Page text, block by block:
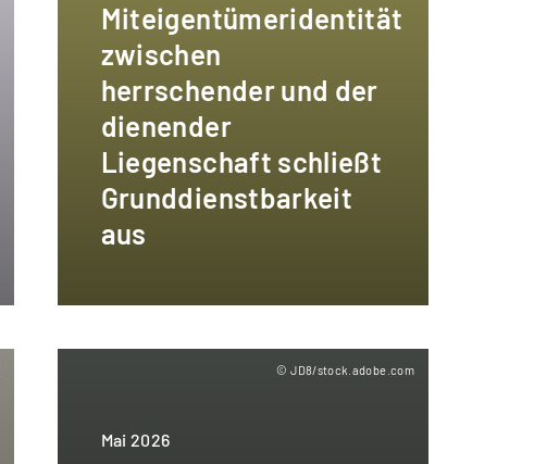
Miteigentümeridentität
zwischen
herrschender und der
dienender
Liegenschaft schließt
Grunddienstbarkeit
aus
© JD8/stock.adobe.com
Mai 2026